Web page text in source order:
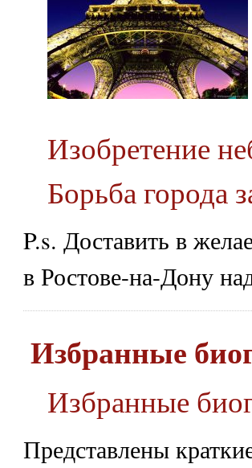
Изобретение
Борьба города
P.s. Доставить в
в Ростове-на-Дону
Избранные
Избранные
Представлены